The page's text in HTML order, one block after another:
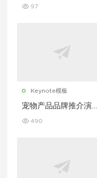
97
Keynote模板
宠物产品品牌推介演示
e 模板
490